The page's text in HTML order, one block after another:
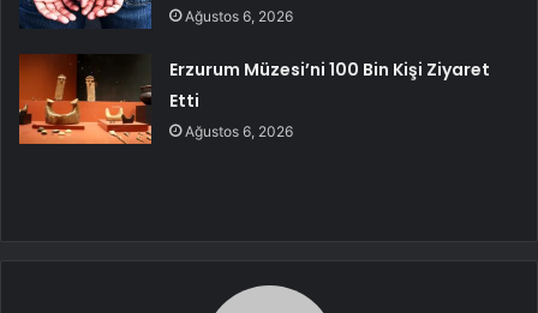
Ağustos 6, 2026
Erzurum Müzesi’ni 100 Bin Kişi Ziyaret
Etti
Ağustos 6, 2026